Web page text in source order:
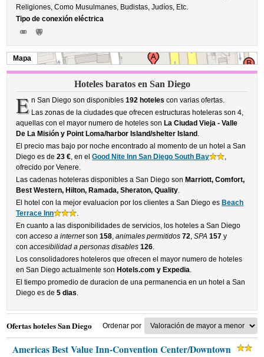
Religiones, Como Musulmanes, Budistas, Judíos, Etc.
Tipo de conexión eléctrica
Mapa
Hoteles baratos en San Diego
E n San Diego son disponibles 192 hoteles con varias ofertas.
Las zonas de la ciudades que ofrecen estructuras hoteleras son 4,
aquellas con el mayor numero de hoteles son La Ciudad Vieja - Valle
De La Misión y Point Loma/harbor Island/shelter Island .
El precio mas bajo por noche encontrado al momento de un hotel a San
Diego es de23 €, en elGood Nite Inn San Diego South Bay
,
ofrecido por Venere.
Las cadenas hoteleras disponibles a San Diego son Marriott, Comfort,
Best Western, Hilton, Ramada, Sheraton, Quality.
El hotel con la mejor evaluacion por los clientes a San Diego es Beach
Terrace Inn
.
En cuanto a las disponibilidades de servicios, los hoteles a San Diego
conacceso a internetson158,animales permitidos 72,SPA 157 y
conaccesibilidad a personas disables 126.
Los consolidadores hoteleros que ofrecen el mayor numero de hoteles
en San Diego actualmente son Hotels.com y Expedia.
El tiempo promedio de duracion de una permanencia en un hotel a San
Diego es de5 dias.
Ofertas hoteles San Diego Ordenar por
Americas Best Value Inn-Convention Center/Downtown